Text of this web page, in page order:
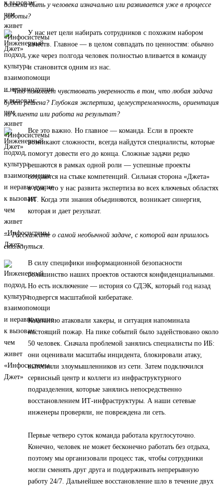
должна быть у человека изначально или развивается уже в процессе
работы?
У нас нет цели набирать сотрудников с похожим набором
качеств. Главное — в целом совпадать по ценностям: обычно
уже через полгода человек полностью вливается в команду
и становится одним из нас.
— Что помогает чувствовать уверенность в том, что любая задача
будет решена? Глубокая экспертиза, целеустремленность, ориентация
на клиента или работа на результат?
Все это важно. Но главное — команда. Если в проекте
возникают сложности, всегда найдутся специалисты, которые
помогут довести его до конца. Сложные задачи редко
решаются в рамках одной роли — успешные проекты
создаются на стыке компетенций. Сильная сторона «Джета»
в том, что у нас развита экспертиза во всех ключевых областях
ИТ. Когда эти знания объединяются, возникает синергия,
которая и дает результат.
— Расскажите о самой необычной задаче, с которой вам пришлось
столкнуться.
В силу специфики информационной безопасности
большинство наших проектов остаются конфиденциальными.
Но есть исключение — история со СДЭК, который год назад
подвергся масштабной кибератаке.
Компанию атаковали хакеры, и ситуация напоминала
настоящий пожар. На пике событий было задействовано около
50 человек. Сначала проблемой занялись специалисты по ИБ:
они оценивали масштабы инцидента, блокировали атаку,
вытесняли злоумышленников из сети. Затем подключился
сервисный центр и коллеги из инфраструктурного
подразделения, которые занялись непосредственно
восстановлением ИТ-инфраструктуры. А наши сетевые
инженеры проверяли, не повреждена ли сеть.
Первые четверо суток команда работала круглосуточно.
Конечно, человек не может бесконечно работать без отдыха,
поэтому мы организовали процесс так, чтобы сотрудники
могли сменять друг друга и поддерживать непрерывную
работу 24/7. Дальнейшее восстановление шло в течение двух